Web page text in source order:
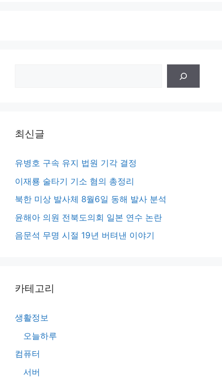
최신글
유병호 구속 유지 법원 기각 결정
이재룡 술타기 기소 혐의 총정리
북한 미상 발사체 8월6일 동해 발사 분석
윤해아 의원 전북도의회 일본 연수 논란
음문석 무명 시절 19년 버텨낸 이야기
카테고리
생활정보
오늘하루
컴퓨터
서버